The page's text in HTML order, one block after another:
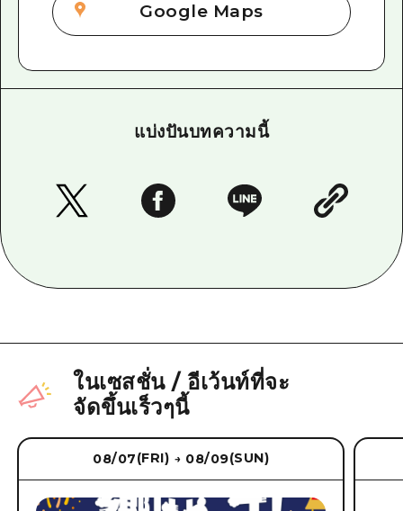
Google Maps
แบ่งปันบทความนี้
ในเซสชั่น/ อีเว้นท์ที่จะ
จัดขึ้นเร็วๆนี้
08/07(FRI) → 08/09(SUN)